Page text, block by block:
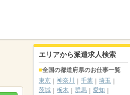
エリアから派遣求人検索
全国の都道府県のお仕事一覧
東京
神奈川 千葉
埼玉
茨城
栃木 群馬
愛知